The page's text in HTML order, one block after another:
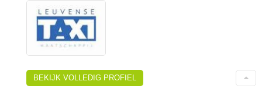
BEKIJK VOLLEDIG PROFIEL